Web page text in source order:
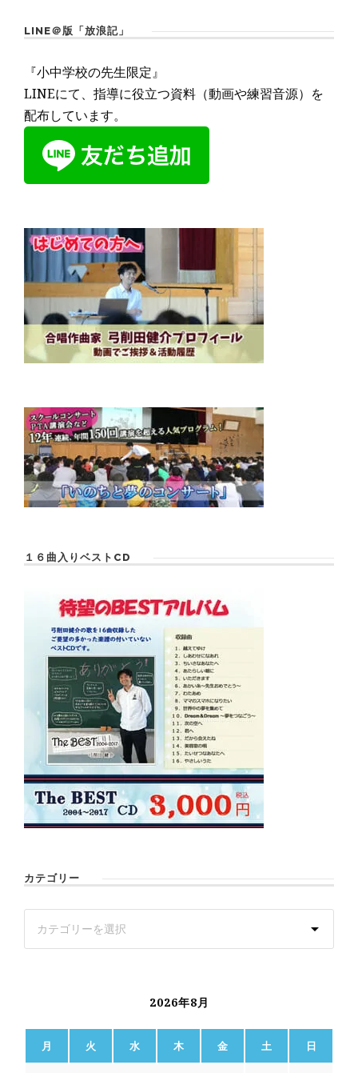
LINE＠版「放浪記」
『小中学校の先生限定』
LINEにて、指導に役立つ資料（動画や練習音源）を
配布しています。
１６曲入りベストCD
カテゴリー
2026年8月
月 火 水 木 金 土 日